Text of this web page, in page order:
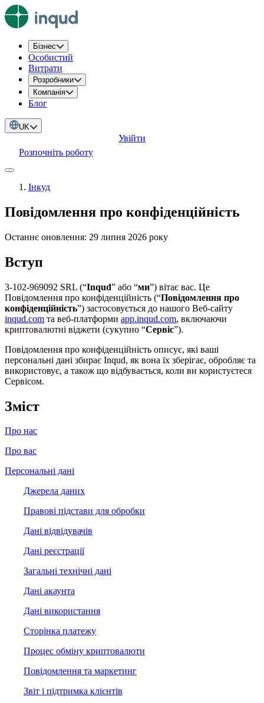
Бізнес
Особистий
Витрати
Розробники
Компанія
Блог
UK
Увійти
Розпочніть роботу
Інкуд
Повідомлення про конфіденційність
Останнє оновлення: 29 липня 2026 року
Вступ
3-102-969092 SRL (“Inqud” або “ми”) вітає вас. Це
Повідомлення про конфіденційність (“Повідомлення про
конфіденційність”) застосовується до нашого Веб-сайту
inqud.com та веб-платформи app.inqud.com, включаючи
криптовалютні віджети (сукупно “Сервіс”).
Повідомлення про конфіденційність описує, які ваші
персональні дані збирає Inqud, як вона їх зберігає, обробляє та
використовує, а також що відбувається, коли ви користуєтеся
Сервісом.
Зміст
Про нас
Про вас
Персональні дані
Джерела даних
Правові підстави для обробки
Дані відвідувачів
Дані реєстрації
Загальні технічні дані
Дані акаунта
Дані використання
Сторінка платежу
Процес обміну криптовалюти
Повідомлення та маркетинг
Звіт і підтримка клієнтів